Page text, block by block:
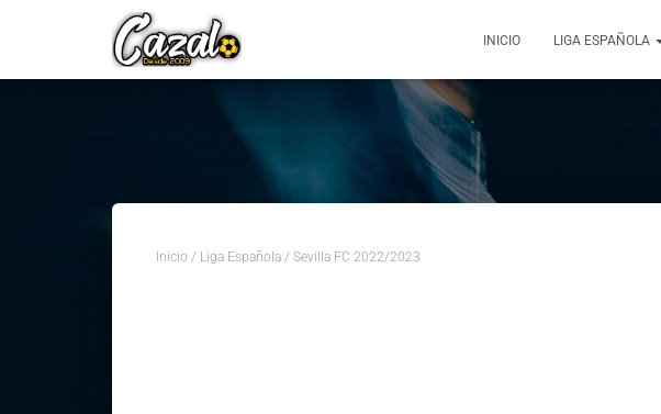
INICIO LIGA ESPAÑOLA
Inicio / Liga Española / Sevilla FC 2022/2023